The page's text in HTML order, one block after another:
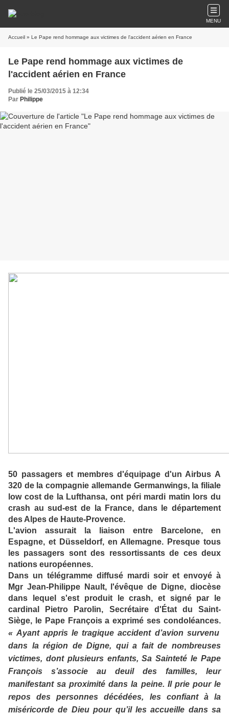
MENU
Accueil » Le Pape rend hommage aux victimes de l'accident aérien en France
Le Pape rend hommage aux victimes de
l'accident aérien en France
Publié le 25/03/2015 à 12:34
Par Philippe
50 passagers et membres d'équipage d'un Airbus A
320 de la compagnie allemande Germanwings, la filiale
low cost de la Lufthansa, ont péri mardi matin lors du
crash au sud-est de la France, dans le département
des Alpes de Haute-Provence.
L'avion assurait la liaison entre Barcelone, en
Espagne, et Düsseldorf, en Allemagne. Presque tous
les passagers sont des ressortissants de ces deux
nations européennes.
Dans un télégramme diffusé mardi soir et envoyé à
Mgr Jean-Philippe Nault, l'évêque de Digne, diocèse
dans lequel s'est produit le crash, et signé par le
cardinal Pietro Parolin, Secrétaire d'État du Saint-
Siège, le Pape François a exprimé ses condoléances.
«Ayant appris le tragique accident d’avion survenu
dans la région de Digne, qui a fait de nombreuses
victimes, dont plusieurs enfants, Sa Sainteté le Pape
François s’associe au deuil des familles, leur
manifestant sa proximité dans la peine. Il prie pour le
repos des personnes décédées, les confiant à la
miséricorde de Dieu pour qu’il les accueille dans sa